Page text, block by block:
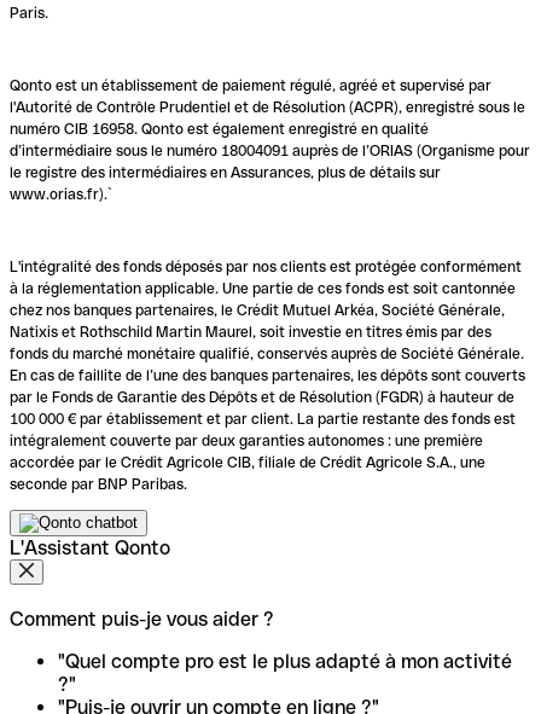
Paris.
Qonto est un établissement de paiement régulé, agréé et supervisé par
l'Autorité de Contrôle Prudentiel et de Résolution (ACPR), enregistré sous le
numéro CIB 16958. Qonto est également enregistré en qualité
d’intermédiaire sous le numéro 18004091 auprès de l’ORIAS (Organisme pour
le registre des intermédiaires en Assurances, plus de détails sur
www.orias.fr).`
L'intégralité des fonds déposés par nos clients est protégée conformément
à la réglementation applicable. Une partie de ces fonds est soit cantonnée
chez nos banques partenaires, le Crédit Mutuel Arkéa, Société Générale,
Natixis et Rothschild Martin Maurel, soit investie en titres émis par des
fonds du marché monétaire qualifié, conservés auprès de Société Générale.
En cas de faillite de l’une des banques partenaires, les dépôts sont couverts
par le Fonds de Garantie des Dépôts et de Résolution (FGDR) à hauteur de
100 000 € par établissement et par client. La partie restante des fonds est
intégralement couverte par deux garanties autonomes : une première
accordée par le Crédit Agricole CIB, filiale de Crédit Agricole S.A., une
seconde par BNP Paribas.
L'Assistant Qonto
Comment puis-je vous aider ?
"Quel compte pro est le plus adapté à mon activité
?"
"Puis-je ouvrir un compte en ligne ?"